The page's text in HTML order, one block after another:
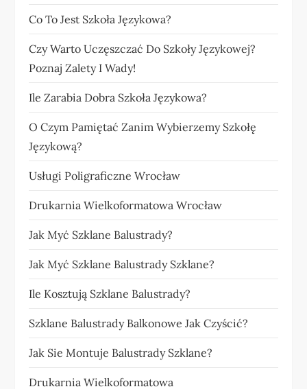
Co To Jest Szkoła Językowa?
Czy Warto Uczęszczać Do Szkoły Językowej?
Poznaj Zalety I Wady!
Ile Zarabia Dobra Szkoła Językowa?
O Czym Pamiętać Zanim Wybierzemy Szkołę
Językową?
Usługi Poligraficzne Wrocław
Drukarnia Wielkoformatowa Wrocław
Jak Myć Szklane Balustrady?
Jak Myć Szklane Balustrady Szklane?
Ile Kosztują Szklane Balustrady?
Szklane Balustrady Balkonowe Jak Czyścić?
Jak Sie Montuje Balustrady Szklane?
Drukarnia Wielkoformatowa